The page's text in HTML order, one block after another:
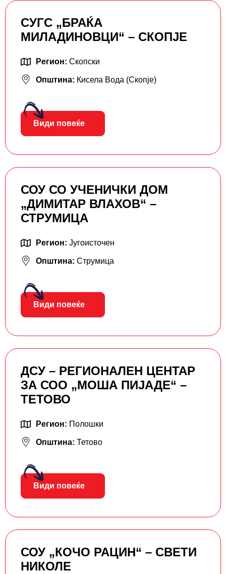
СУГС „БРАЌА
МИЛАДИНОВЦИ“ – СКОПЈЕ
Регион: Скопски
Општина: Кисела Вода (Скопје)
Види повеќе
СОУ СО УЧЕНИЧКИ ДОМ
„ДИМИТАР ВЛАХОВ“ –
СТРУМИЦА
Регион: Југоисточен
Општина: Струмица
Види повеќе
ДСУ – РЕГИОНАЛЕН ЦЕНТАР
ЗА СОО „МОША ПИЈАДЕ“ –
ТЕТОВО
Регион: Полошки
Општина: Тетово
Види повеќе
СОУ „КОЧО РАЦИН“ – СВЕТИ
НИКОЛЕ